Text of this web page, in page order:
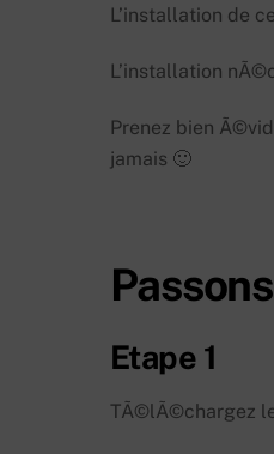
L’installation de
L’installation
Prenez bien
jamais 🙂
Etape 1
TÃ©lÃ©chargez